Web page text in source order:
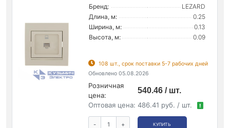
Бренд:
LEZARD
Длина, м:
0.25
Ширина, м:
0.13
Высота, м:
0.09
108 шт., срок поставки 5-7 рабочих дней
Обновлено 05.08.2026
Розничная
цена:
540.46 / шт.
Оптовая цена: 486.41 руб. / шт. !
- + КУПИТЬ